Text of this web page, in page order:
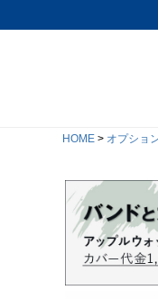
HOME オプショ